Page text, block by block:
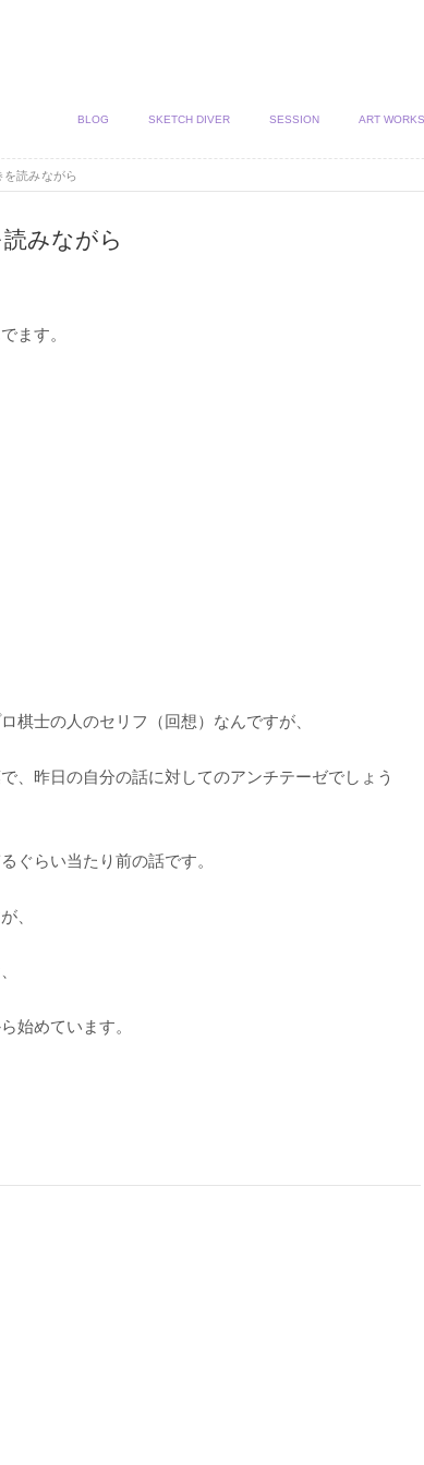
BLOG SKETCH DIVER SESSION ART WORKS
読みながら
みながら
ます。
棋士の人のセリフ（回想）なんですが、
、昨日の自分の話に対してのアンチテーゼでしょう
ぐらい当たり前の話です。
、
始めています。